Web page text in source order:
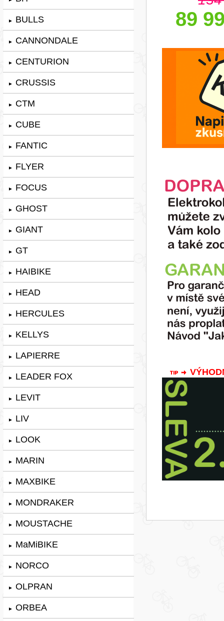
► BULLS
► CANNONDALE
► CENTURION
► CRUSSIS
► CTM
► CUBE
► FANTIC
► FLYER
► FOCUS
► GHOST
► GIANT
► GT
► HAIBIKE
► HEAD
► HERCULES
► KELLYS
► LAPIERRE
► LEADER FOX
► LEVIT
► LIV
► LOOK
► MARIN
► MAXBIKE
► MONDRAKER
► MOUSTACHE
► MaMiBIKE
► NORCO
► OLPRAN
► ORBEA
89